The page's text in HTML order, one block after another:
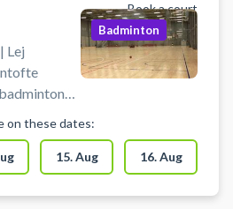
Book a court
Lej
kan
talent
Badminton
on these dates:
15. Aug 16. Aug